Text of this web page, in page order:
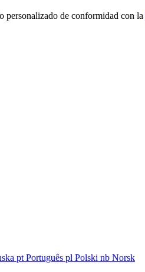
personalizado de conformidad con la
pt Português pl Polski nb Norsk